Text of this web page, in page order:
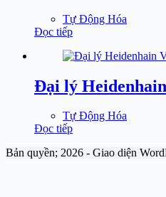
Tự Động Hóa
Đọc tiếp
Đại lý
Tự Động Hóa
Đọc tiếp
Bản quyền; 2026 - Giao diện